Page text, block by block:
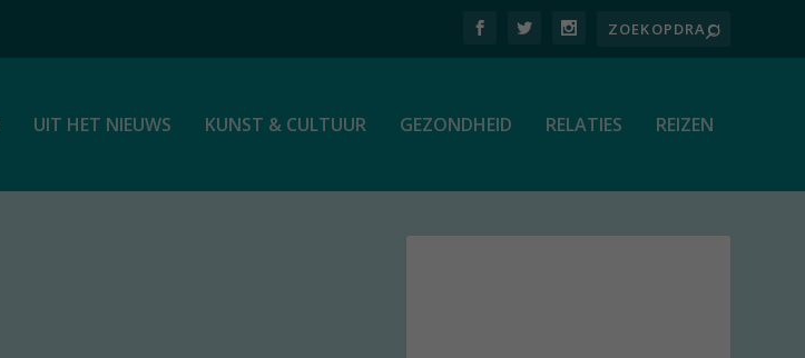
UIT HET NIEUWS KUNST & CULTUUR GEZONDHEID RELATIES REIZEN